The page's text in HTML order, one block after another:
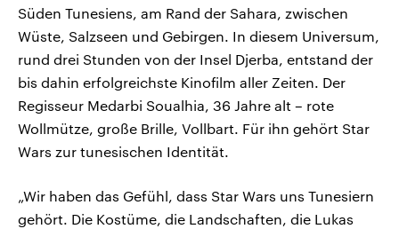
Süden Tunesiens, am Rand der Sahara, zwischen
Wüste, Salzseen und Gebirgen. In diesem Universum,
rund drei Stunden von der Insel Djerba, entstand der
bis dahin erfolgreichste Kinofilm aller Zeiten. Der
Regisseur Medarbi Soualhia, 36 Jahre alt – rote
Wollmütze, große Brille, Vollbart. Für ihn gehört Star
Wars zur tunesischen Identität.
„Wir haben das Gefühl, dass Star Wars uns Tunesiern
gehört. Die Kostüme, die Landschaften, die Lukas